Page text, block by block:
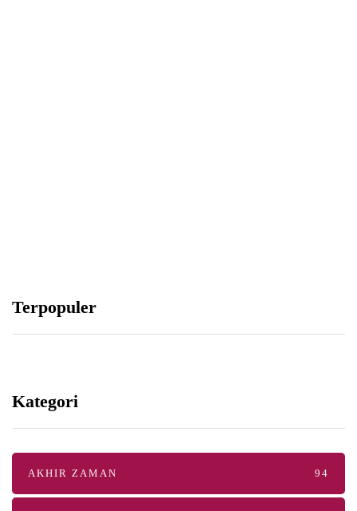
Terpopuler
Kategori
AKHIR ZAMAN 94